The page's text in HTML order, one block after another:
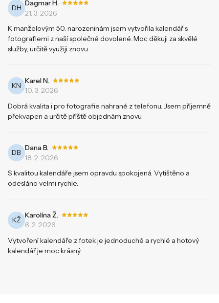
DH
Dagmar H.
21. 3. 2026
K manželovým 50. narozeninám jsem vytvořila kalendář s
fotografiemi z naší společné dovolené. Moc děkuji za skvělé
služby, určitě využiji znovu.
KN
Karel N.
10. 3. 2026
Dobrá kvalita i pro fotografie nahrané z telefonu. Jsem příjemně
překvapen a určitě příště objednám znovu.
DB
Dana B.
18. 2. 2026
S kvalitou kalendáře jsem opravdu spokojená. Vytištěno a
odesláno velmi rychle.
KŽ
Karolína Ž.
6. 2. 2026
Vytvoření kalendáře z fotek je jednoduché a rychlé a hotový
kalendář je moc krásný.